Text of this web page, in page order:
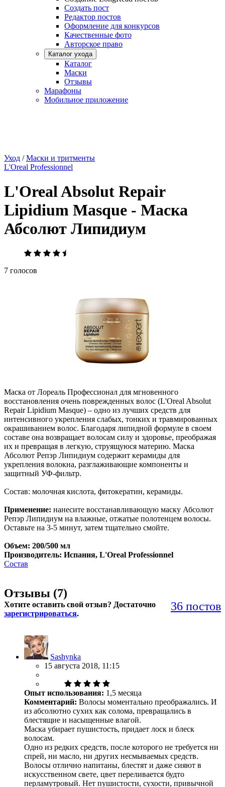
Создать пост
Редактор постов
Оформление для конкурсов
Качественные фото
Авторское право
Каталог ухода
Каталог
Маски
Отзывы
Марафоны
Мобильное приложение
Уход /Маски и тритменты
L'Oreal Professionnel
L'Oreal Absolut Repair
Lipidium Masque - Маска
Абсолют Липидиум
7 голосов
Маска от Лореаль Профессионал для мгновенного
восстановления очень поврежденных волос (L'Oreal Absolut
Repair Lipidium Masque) – одно из лучших средств для
интенсивного укрепления слабых, тонких и травмированных
окрашиванием волос. Благодаря липидной формуле в своем
составе она возвращает волосам силу и здоровье, преображая
их и превращая в легкую, струящуюся материю. Маска
Абсолют Репэр Липидиум содержит керамиды для
укрепления волокна, разглаживающие компоненты и
защитный УФ-фильтр.
Состав: молочная кислота, фитокератин, керамиды.
Применение: нанесите восстанавливающую маску Абсолют
Репэр Липидиум на влажные, отжатые полотенцем волосы.
Оставьте на 3-5 минут, затем тщательно смойте.
Объем: 200/500 мл
Производитель: Испания, L'Oreal Professionnel
Состав
Отзывы (7)
36 постов
Хотите оставить свой отзыв? Достаточно
зарегистрироваться.
Sashynka
15 августа 2018, 11:15
Опыт использования: 1,5 месяца
Комментарий: Волосы моментально преображались. И
из абсолютно сухих как солома, превращались в
блестящие и насыщенные влагой.
Маска убирает пушистость, придает лоск и блеск
волосам.
Одно из редких средств, после которого не требуется ни
спрей, ни масло, ни других несмываемых средств.
Волосы отлично напитаны, блестят и даже сияют в
искусственном свете, цвет переливается будто
перламутровый. Нет пушистости, сухости, привычной